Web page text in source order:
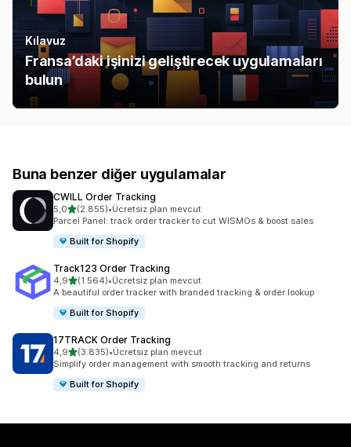
Kılavuz
Fransa’daki işinizi geliştirecek uygulamaları
bulun
Buna benzer diğer uygulamalar
CWILL Order Tracking
5,05 yıldız üzerinden
(2.855)
toplam 2855 değerlendirme
•Ücretsiz plan mevcut
Parcel Panel: track order tracker to cut WISMOs & boost sales
Built for Shopify
Track123 Order Tracking
4,95 yıldız üzerinden
(1.564)
toplam 1564 değerlendirme
•Ücretsiz plan mevcut
A beautiful order tracker with branded tracking & order lookup
Built for Shopify
17TRACK Order Tracking
4,95 yıldız üzerinden
(3.835)
toplam 3835 değerlendirme
•Ücretsiz plan mevcut
Simplify order management with smooth tracking and returns
Built for Shopify